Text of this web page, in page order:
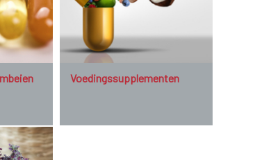
Voedingssupplementen